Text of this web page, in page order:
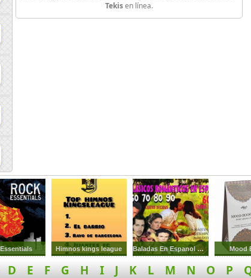
Tekisen línea.
Himnos kings league Baladas En Espanol De Los 60s 70s 80s Mood
D E F G H I J K L M N O P